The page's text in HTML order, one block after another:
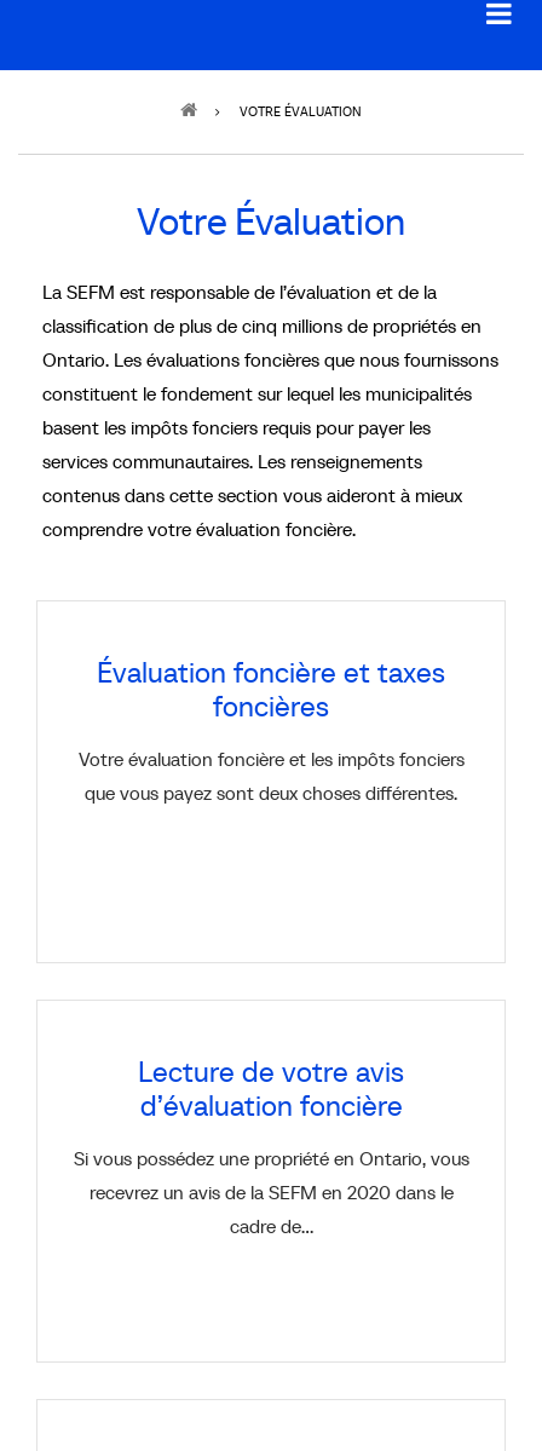
VOTRE ÉVALUATION
Votre Évaluation
La SEFM est responsable de l’évaluation et de la
classification de plus de cinq millions de propriétés en
Ontario. Les évaluations foncières que nous fournissons
constituent le fondement sur lequel les municipalités
basent les impôts fonciers requis pour payer les
services communautaires. Les renseignements
contenus dans cette section vous aideront à mieux
comprendre votre évaluation foncière.
Évaluation foncière et taxes
foncières
Votre évaluation foncière et les impôts fonciers
que vous payez sont deux choses différentes.
Lecture de votre avis
d’évaluation foncière
Si vous possédez une propriété en Ontario, vous
recevrez un avis de la SEFM en 2020 dans le
cadre de...